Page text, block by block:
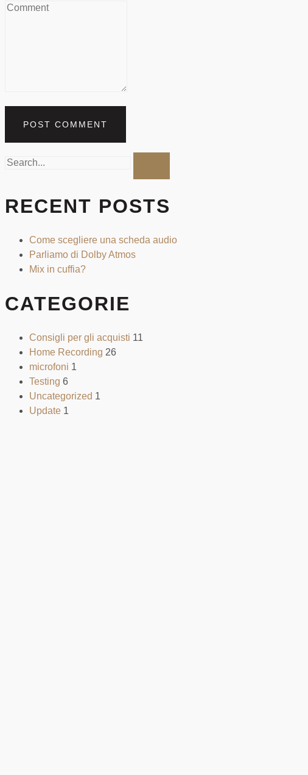
RECENT POSTS
Come scegliere una scheda audio
Parliamo di Dolby Atmos
Mix in cuffia?
CATEGORIE
Consigli per gli acquisti 11
Home Recording 26
microfoni 1
Testing 6
Uncategorized 1
Update 1